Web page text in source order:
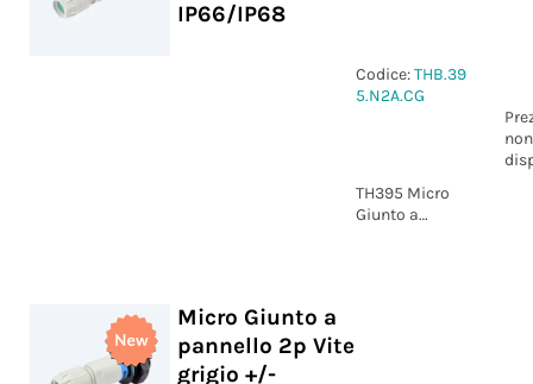
IP66/IP68
Codice:THB.39
5.N2A.CG
non
TH395 Micro
Giunto a
Micro Giunto a
pannello 2p Vite
grigio +/-